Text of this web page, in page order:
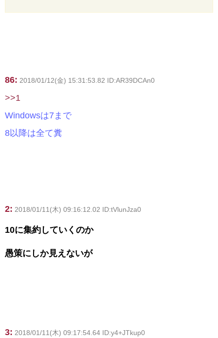
86: 2018/01/12(金) 15:31:53.82 ID:AR39DCAn0
>>1
Windowsは7まで
8以降は全て糞
2: 2018/01/11(木) 09:16:12.02 ID:tVlunJza0
10に集約していくのか
愚策にしか見えないが
3: 2018/01/11(木) 09:17:54.64 ID:y4+JTkup0